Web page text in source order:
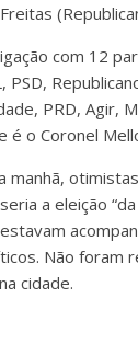
com 12
PSD,
PRD, Agir,
é o Coronel
manhã,
a eleição
Não foram
cidade.